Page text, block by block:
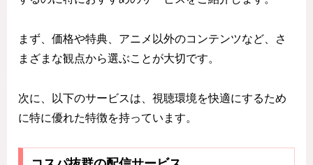
まず、価格や特典、アニメ以外のコンテンツなど、さ
まざまな観点から選ぶことが大切です。
次に、以下のサービスは、視聴環境を快適にするため
に特に優れた特徴を持っています。